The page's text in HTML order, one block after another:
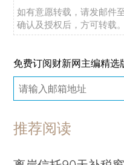
如有意愿转载，请发邮件
确认及授权后，方可转载。
免费订阅财新网主编精选
推荐阅读